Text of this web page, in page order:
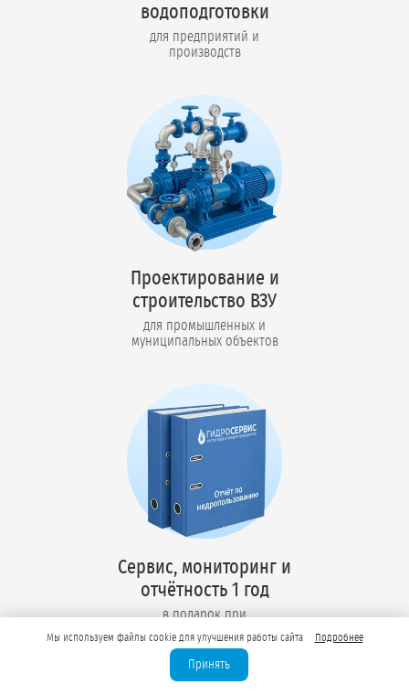
водоподготовки
для предприятий и
производств
Проектирование и
строительство ВЗУ
для промышленных и
муниципальных объектов
Сервис, мониторинг и
отчётность 1 год
в подарок при
оформлении лицензии
Мы используем файлы cookie для улучшения работы сайта Подробнее
Принять